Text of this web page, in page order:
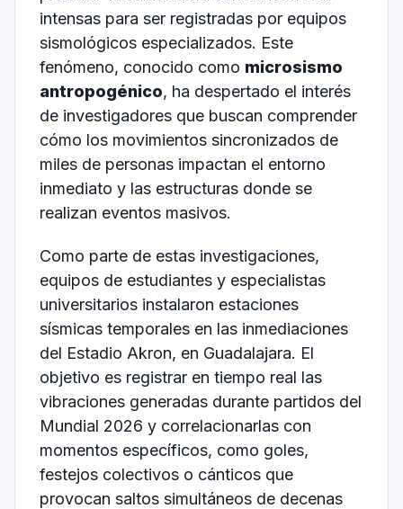
intensas para ser registradas por equipos
sismológicos especializados. Este
fenómeno, conocido como microsismo
antropogénico, ha despertado el interés
de investigadores que buscan comprender
cómo los movimientos sincronizados de
miles de personas impactan el entorno
inmediato y las estructuras donde se
realizan eventos masivos.
Como parte de estas investigaciones,
equipos de estudiantes y especialistas
universitarios instalaron estaciones
sísmicas temporales en las inmediaciones
del Estadio Akron, en Guadalajara. El
objetivo es registrar en tiempo real las
vibraciones generadas durante partidos del
Mundial 2026 y correlacionarlas con
momentos específicos, como goles,
festejos colectivos o cánticos que
provocan saltos simultáneos de decenas